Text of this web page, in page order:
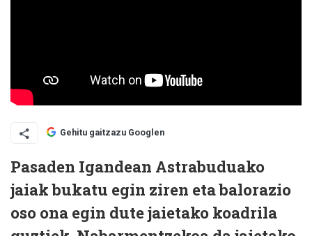
Gehitu gaitzazu Googlen
Pasaden Igandean Astrabuduako
jaiak bukatu egin ziren eta balorazio
oso ona egin dute jaietako koadrila